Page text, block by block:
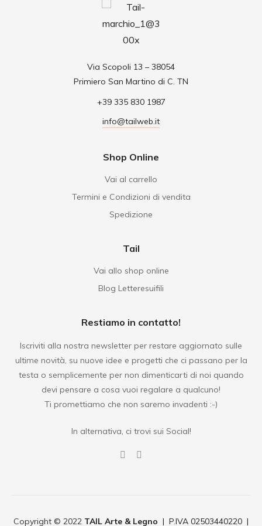
Via Scopoli 13 – 38054
Primiero San Martino di C. TN
+39 335 830 1987
info@tailweb.it
Shop Online
Vai al carrello
Termini e Condizioni di vendita
Spedizione
Tail
Vai allo shop online
Blog Letteresuifili
Restiamo in contatto!
Iscriviti alla nostra newsletter per restare aggiornato sulle
ultime novità, su nuove idee e progetti che ci passano per la
testa o semplicemente per non dimenticarti di noi quando
devi pensare a cosa vuoi regalare a qualcuno!
Ti promettiamo che non saremo invadenti :-)
In alternativa, ci trovi sui Social!
Copyright © 2022 TAIL Arte & Legno | P.IVA 02503440220 |